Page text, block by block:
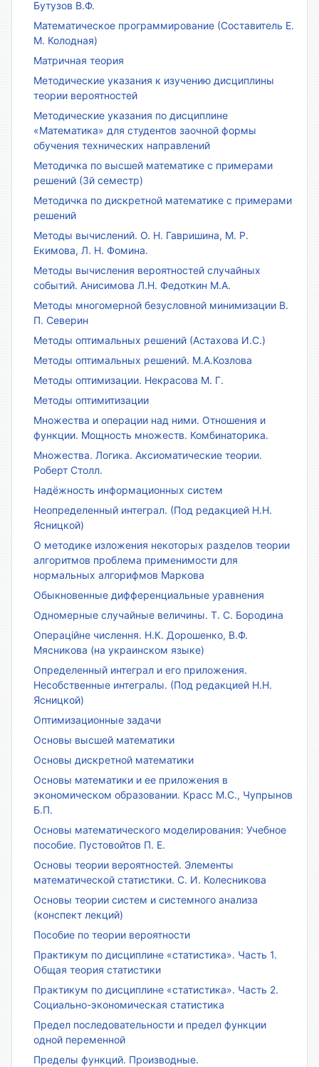
Бутузов В.Ф.
Математическое программирование (Составитель Е.
М. Колодная)
Матричная теория
Методические указания к изучению дисциплины
теории вероятностей
Методические указания по дисциплине
«Математика» для студентов заочной формы
обучения технических направлений
Методичка по высшей математике с примерами
решений (3й семестр)
Методичка по дискретной математике с примерами
решений
Методы вычислений. О. Н. Гавришина, М. Р.
Екимова, Л. Н. Фомина.
Методы вычисления вероятностей случайных
событий. Анисимова Л.Н. Федоткин М.А.
Методы многомерной безусловной минимизации В.
П. Северин
Методы оптимальных решений (Астахова И.С.)
Методы оптимальных решений. М.А.Козлова
Методы оптимизации. Некрасова М. Г.
Методы оптимитизации
Множества и операции над ними. Отношения и
функции. Мощность множеств. Комбинаторика.
Множества. Логика. Аксиоматические теории.
Роберт Столл.
Надёжность информационных систем
Неопределенный интеграл. (Под редакцией Н.Н.
Ясницкой)
О методике изложения некоторых разделов теории
алгоритмов проблема применимости для
нормальных алгорифмов Маркова
Обыкновенные дифференциальные уравнения
Одномерные случайные величины. Т. С. Бородина
Операційне числення. Н.К. Дорошенко, В.Ф.
Мясникова (на украинском языке)
Определенный интеграл и его приложения.
Несобственные интегралы. (Под редакцией Н.Н.
Ясницкой)
Оптимизационные задачи
Основы высшей математики
Основы дискретной математики
Основы математики и ее приложения в
экономическом образовании. Красс М.С., Чупрынов
Б.П.
Основы математического моделирования: Учебное
пособие. Пустовойтов П. Е.
Основы теории вероятностей. Элементы
математической статистики. С. И. Колесникова
Основы теории систем и системного анализа
(конспект лекций)
Пособие по теории вероятности
Практикум по дисциплине «статистика». Часть 1.
Общая теория статистики
Практикум по дисциплине «статистика». Часть 2.
Социально-экономическая статистика
Предел последовательности и предел функции
одной переменной
Пределы функций. Производные.